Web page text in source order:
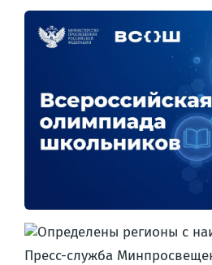
Пресс-служба